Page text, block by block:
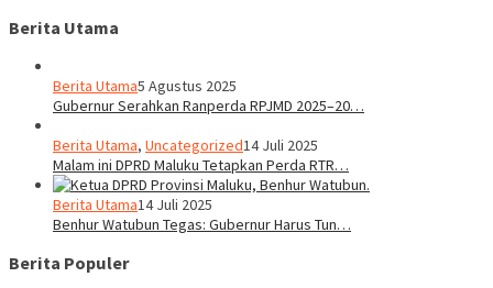
Berita Utama
Berita Utama5 Agustus 2025
Gubernur Serahkan Ranperda RPJMD 2025–20…
Berita Utama, Uncategorized14 Juli 2025
Malam ini DPRD Maluku Tetapkan Perda RTR…
Berita Utama14 Juli 2025
Benhur Watubun Tegas: Gubernur Harus Tun…
Berita Populer